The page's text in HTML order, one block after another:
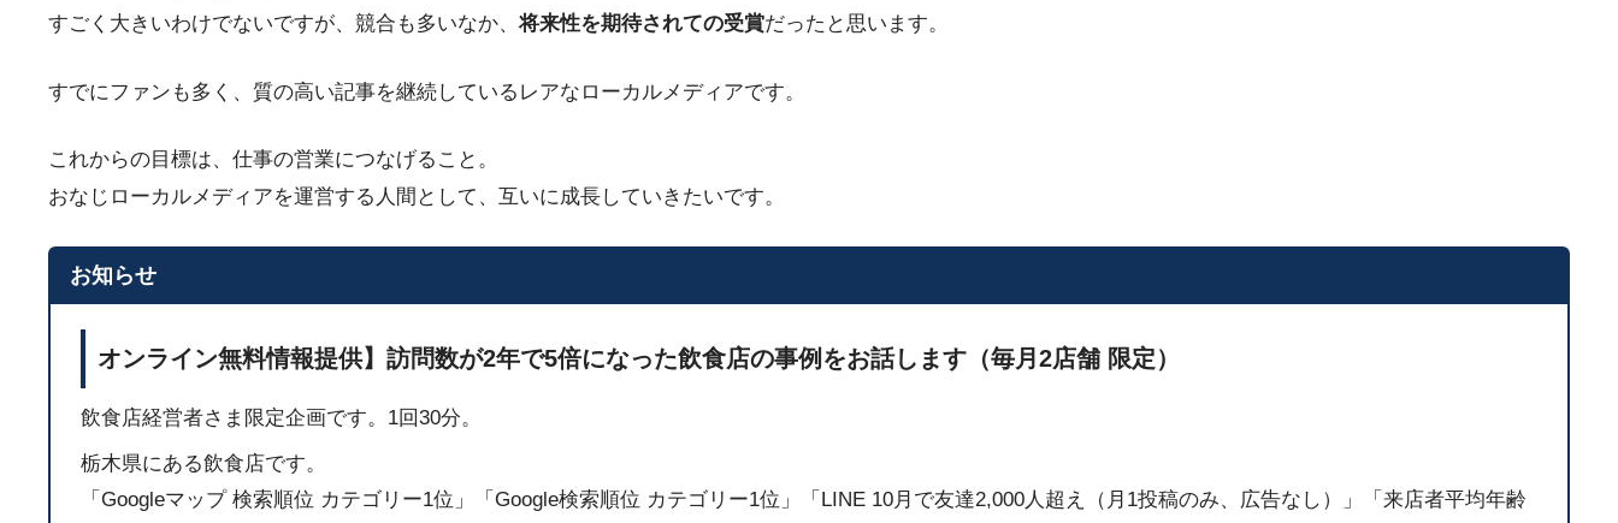
すごく大きいわけでないですが、競合も多いなか、将来性を期待されての受賞だったと思います。
すでにファンも多く、質の高い記事を継続しているレアなローカルメディアです。
これからの目標は、仕事の営業につなげること。
おなじローカルメディアを運営する人間として、互いに成長していきたいです。
お知らせ
オンライン無料情報提供】訪問数が2年で5倍になった飲食店の事例をお話します（毎月2店舗 限定）
飲食店経営者さま限定企画です。1回30分。
栃木県にある飲食店です。
「Googleマップ 検索順位 カテゴリー1位」「Google検索順位 カテゴリー1位」「LINE 10月で友達2,000人超え（月1投稿のみ、広告なし）」「来店者平均年齢